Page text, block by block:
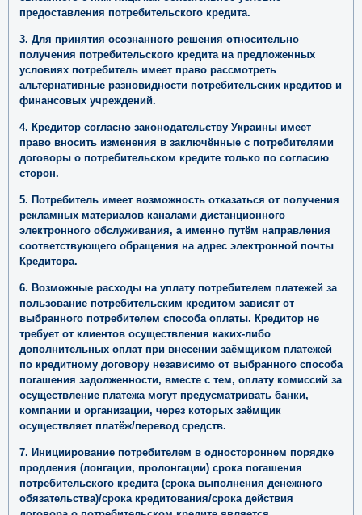
требовать от потребителя приобретения любых товаров или
услуг от финансового учреждения или родственного или
связанного с ним лица как обязательное условие
предоставления потребительского кредита.
3. Для принятия осознанного решения относительно
получения потребительского кредита на предложенных
условиях потребитель имеет право рассмотреть
альтернативные разновидности потребительских кредитов и
финансовых учреждений.
4. Кредитор согласно законодательству Украины имеет
право вносить изменения в заключённые с потребителями
договоры о потребительском кредите только по согласию
сторон.
5. Потребитель имеет возможность отказаться от получения
рекламных материалов каналами дистанционного
электронного обслуживания, а именно путём направления
соответствующего обращения на адрес электронной почты
Кредитора.
6. Возможные расходы на уплату потребителем платежей за
пользование потребительским кредитом зависят от
выбранного потребителем способа оплаты. Кредитор не
требует от клиентов осуществления каких-либо
дополнительных оплат при внесении заёмщиком платежей
по кредитному договору независимо от выбранного способа
погашения задолженности, вместе с тем, оплату комиссий за
осуществление платежа могут предусматривать банки,
компании и организации, через которых заёмщик
осуществляет платёж/перевод средств.
7. Инициирование потребителем в одностороннем порядке
продления (лонгации, пролонгации) срока погашения